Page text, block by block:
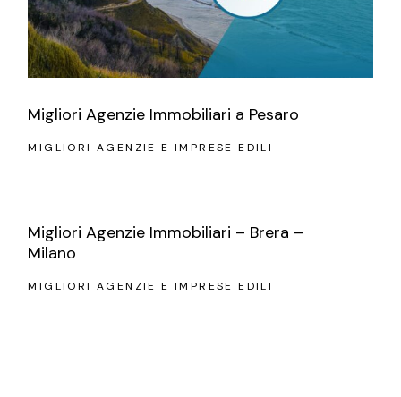
Migliori Agenzie Immobiliari a Pesaro
MIGLIORI AGENZIE E IMPRESE EDILI
Migliori Agenzie Immobiliari – Brera –
Milano
MIGLIORI AGENZIE E IMPRESE EDILI